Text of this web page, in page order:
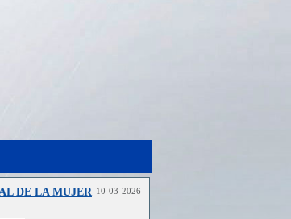
DE LA MUJER 10-03-2026